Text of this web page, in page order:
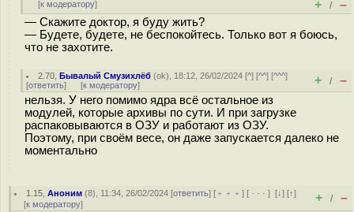
[к модератору] + / –
— Скажите доктор, я буду жить?
— Будете, будете, не беспокойтесь. Только вот я боюсь,
что не захотите.
2.70 ,Бывалый Смузихлёб (ok), 18:12, 26/02/2024 [^] [^^] [^^^]
[ответить] [к модератору] + / –
нельзя. У него помимо ядра всё остальное из
модулей, которые архивы по сути. И при загрузке
распаковываются в ОЗУ и работают из ОЗУ.
Поэтому, при своём весе, он даже запускается далеко не
моментально
1.15 ,Аноним (8), 11:34, 26/02/2024 [ответить] [ ﹢﹢﹢] [ · · ·][↓] [↑]
[к модератору] + / –